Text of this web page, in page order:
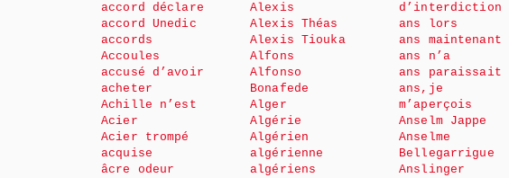
accord déclare
accord Unedic
accords
Accoules
accusé d’avoir
acheter
Achille n’est
Acier
Acier trompé
acquise
âcre odeur
Alexis
Alexis Théas
Alexis Tiouka
Alfons
Alfonso
Bonafede
Alger
Algérie
Algérien
algérienne
algériens
d’interdiction
ans lors
ans maintenant
ans n’a
ans paraissait
ans,je
m’aperçois
Anselm Jappe
Anselme
Bellegarrigue
Anslinger